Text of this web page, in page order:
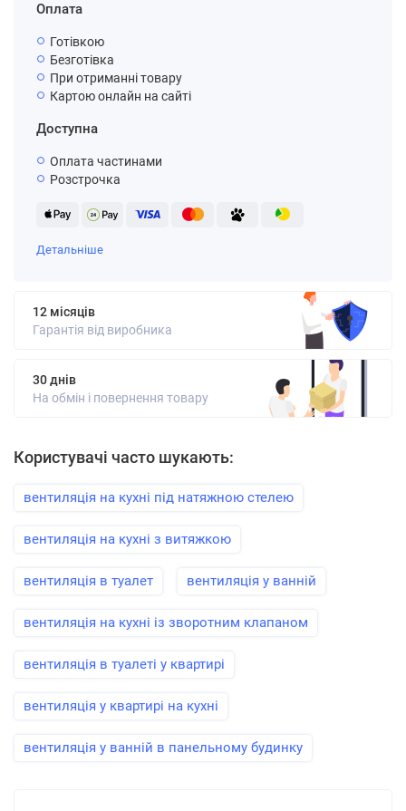
Оплата
Готівкою
Безготівка
При отриманні товару
Картою онлайн на сайті
Доступна
Оплата частинами
Розстрочка
Детальніше
12 місяців
Гарантія від виробника
30 днів
На обмін і повернення товару
Користувачі часто шукають:
вентиляція на кухні під натяжною стелею
вентиляція на кухні з витяжкою
вентиляція в туалет вентиляція у ванній
вентиляція на кухні із зворотним клапаном
вентиляція в туалеті у квартирі
вентиляція у квартирі на кухні
вентиляція у ванній в панельному будинку